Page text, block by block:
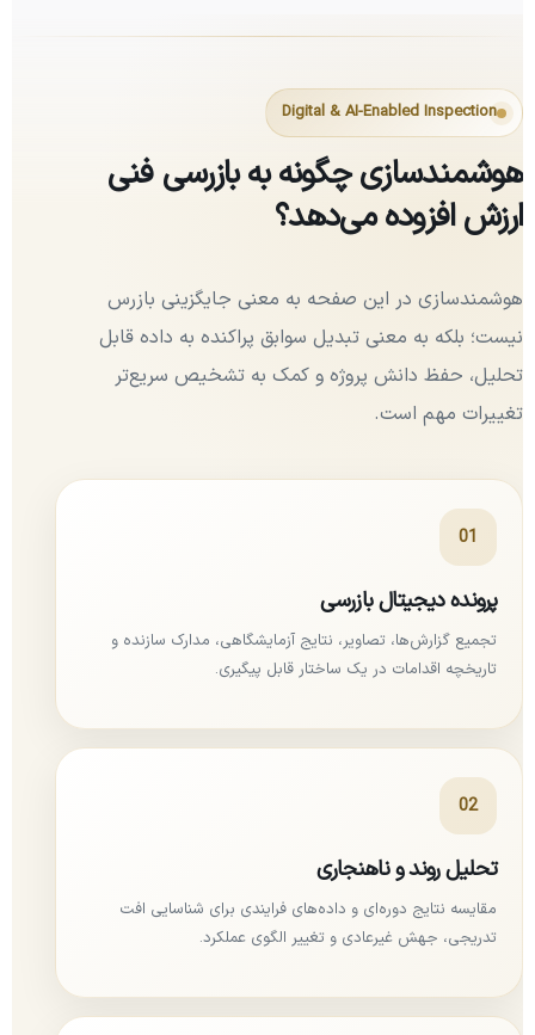
Digital & AI-Enabled Inspection
هوشمندسازی چگونه به بازرسی فنی
ارزش افزوده می‌دهد؟
هوشمندسازی در این صفحه به معنی جایگزینی بازرس
نیست؛ بلکه به معنی تبدیل سوابق پراکنده به داده قابل
تحلیل، حفظ دانش پروژه و کمک به تشخیص سریع‌تر
تغییرات مهم است.
01
پرونده دیجیتال بازرسی
تجمیع گزارش‌ها، تصاویر، نتایج آزمایشگاهی، مدارک سازنده و
تاریخچه اقدامات در یک ساختار قابل پیگیری.
02
تحلیل روند و ناهنجاری
مقایسه نتایج دوره‌ای و داده‌های فرایندی برای شناسایی افت
تدریجی، جهش غیرعادی و تغییر الگوی عملکرد.